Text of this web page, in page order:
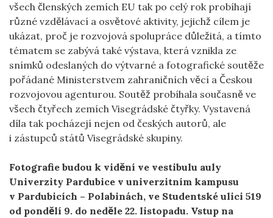
všech členských zemích EU tak po celý rok probíhají
různé vzdělávací a osvětové aktivity, jejichž cílem je
ukázat, proč je rozvojová spolupráce důležitá, a tímto
tématem se zabývá také výstava, která vznikla ze
snímků odeslaných do výtvarné a fotografické soutěže
pořádané Ministerstvem zahraničních věcí a Českou
rozvojovou agenturou. Soutěž probíhala současně ve
všech čtyřech zemích Visegrádské čtyřky. Vystavená
díla tak pocházejí nejen od českých autorů, ale
i zástupců států Visegrádské skupiny.
Fotografie budou k vidění ve vestibulu auly
Univerzity Pardubice v univerzitním kampusu
v Pardubicích – Polabinách, ve Studentské ulici 519
od pondělí 9. do neděle 22. listopadu. Vstup na